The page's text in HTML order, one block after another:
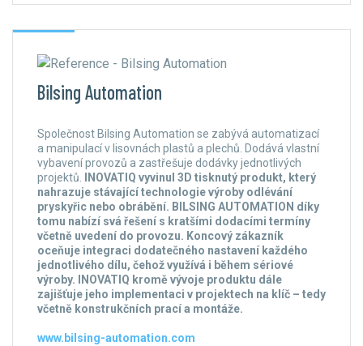
Bilsing Automation
Společnost Bilsing Automation se zabývá automatizací
a manipulací v lisovnách plastů a plechů. Dodává vlastní
vybavení provozů a zastřešuje dodávky jednotlivých
projektů.
INOVATIQ vyvinul 3D tisknutý produkt, který
nahrazuje stávající technologie výroby odlévání
pryskyřic nebo obrábění. BILSING AUTOMATION díky
tomu nabízí svá řešení s kratšími dodacími termíny
včetně uvedení do provozu. Koncový zákazník
oceňuje integraci dodatečného nastavení každého
jednotlivého dílu, čehož využívá i během sériové
výroby. INOVATIQ kromě vývoje produktu dále
zajišťuje jeho implementaci v projektech na klíč – tedy
včetně konstrukčních prací a montáže.
www.bilsing-automation.com